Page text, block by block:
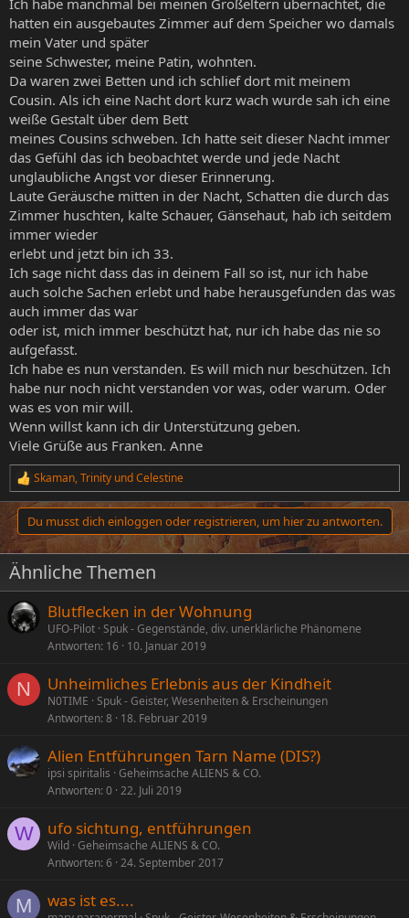
Ich habe manchmal bei meinen Großeltern übernachtet, die
hatten ein ausgebautes Zimmer auf dem Speicher wo damals
mein Vater und später
seine Schwester, meine Patin, wohnten.
Da waren zwei Betten und ich schlief dort mit meinem
Cousin. Als ich eine Nacht dort kurz wach wurde sah ich eine
weiße Gestalt über dem Bett
meines Cousins schweben. Ich hatte seit dieser Nacht immer
das Gefühl das ich beobachtet werde und jede Nacht
unglaubliche Angst vor dieser Erinnerung.
Laute Geräusche mitten in der Nacht, Schatten die durch das
Zimmer huschten, kalte Schauer, Gänsehaut, hab ich seitdem
immer wieder
erlebt und jetzt bin ich 33.
Ich sage nicht dass das in deinem Fall so ist, nur ich habe
auch solche Sachen erlebt und habe herausgefunden das was
auch immer das war
oder ist, mich immer beschützt hat, nur ich habe das nie so
aufgefasst.
Ich habe es nun verstanden. Es will mich nur beschützen. Ich
habe nur noch nicht verstanden vor was, oder warum. Oder
was es von mir will.
Wenn willst kann ich dir Unterstützung geben.
Viele Grüße aus Franken. Anne
R
e
a
k
t
i
o
e
n
:
Skaman,Trinity undCelestine
Du musst dich einloggen oder registrieren, um hier zu antworten.
Ähnliche Themen
Blutflecken in der Wohnung
UFO-Pilot Spuk - Gegenstände, div. unerklärliche Phänomene
Antworten 16 10. Januar 2019
N Unheimliches Erlebnis aus der Kindheit
N0TIME Spuk - Geister, Wesenheiten & Erscheinungen
Antworten 8 18. Februar 2019
Alien Entführungen Tarn Name (DIS?)
ipsi spiritalis
Geheimsache ALIENS & CO.
Antworten 0 22. Juli 2019
W ufo sichtung, entführungen
Wild Geheimsache ALIENS & CO.
Antworten 6 24. September 2017
M was ist es....